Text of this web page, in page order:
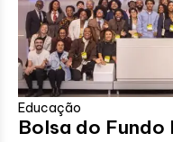
Educação
Bolsa do Fundo